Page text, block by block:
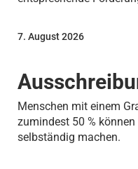
7. August 2026
Menschen mit einem
zumindest 50 %
selbständig machen.